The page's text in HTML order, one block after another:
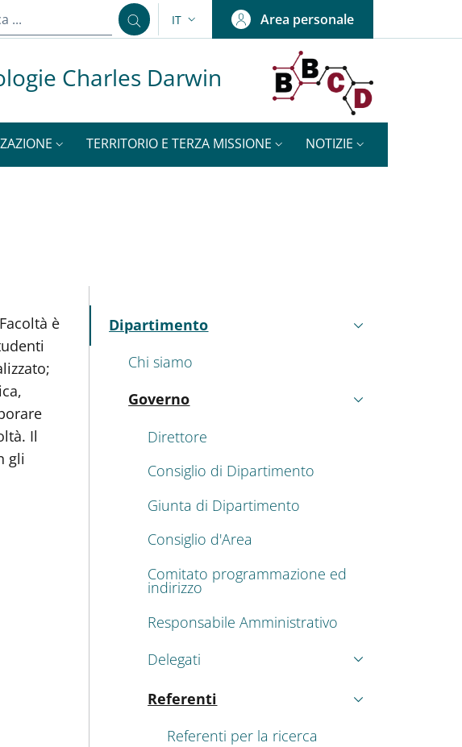
SELETTORE LINGUA: CURRENT LANGUAGE
IT Area personale
Charles Darwin
TERRITORIO E TERZA MISSIONE NOTIZIE
è
Il
gli
MENU CEV SECOND NAVIGATION
Dipartimento
Attivo
Chi siamo
Governo
Attivo
Direttore
Consiglio di Dipartimento
Giunta di Dipartimento
Consiglio d'Area
Comitato programmazione ed
indirizzo
Responsabile Amministrativo
Delegati
Referenti
Attivo
Referenti per la ricerca